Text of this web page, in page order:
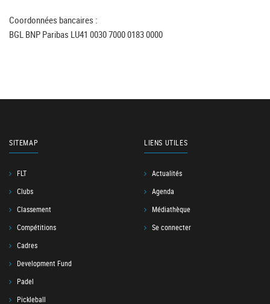
Coordonnées bancaires :
BGL BNP Paribas LU41 0030 7000 0183 0000
SITEMAP
FLT
Clubs
Classement
Compétitions
Cadres
Development Fund
Padel
Pickleball
LIENS UTILES
Actualités
Agenda
Médiathèque
Se connecter